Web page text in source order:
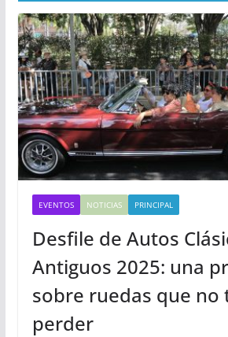
EVENTOS NOTICIAS PRINCIPAL
Desfile de Autos
Antiguos 2025: una
sobre ruedas que no
perder